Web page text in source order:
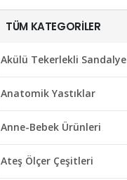
TÜM KATEGORILER
Akülü Tekerlekli Sandalye
Anatomik Yastıklar
Anne-Bebek Ürünleri
Ateş Ölçer Çeşitleri